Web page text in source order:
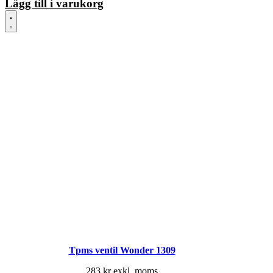
Lägg till i varukorg
Tpms ventil Wonder 1309